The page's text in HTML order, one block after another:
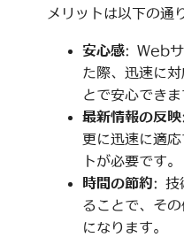
メリットは以下の通
安心感: Webサ
た際、迅速に
とで安心できま
最新情報の反映
更に迅速に適
トが必要です。
時間の節約: 技
ることで、そ
になります。